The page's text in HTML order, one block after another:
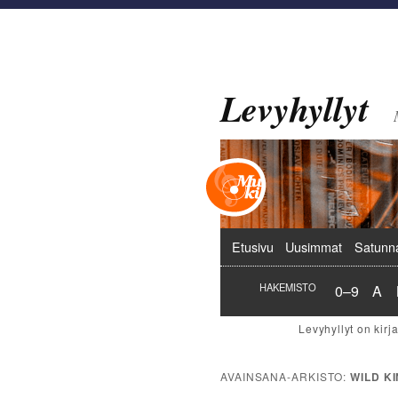
Levyhyllyt
Päävalikko
Etusivu Uusimmat
HAKEMISTO 0–9 A
AVAINSANA-ARKISTO:WILD